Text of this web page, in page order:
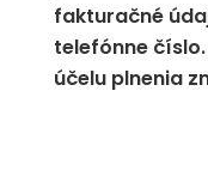
fakturačné
telefónne
účelu plnenia